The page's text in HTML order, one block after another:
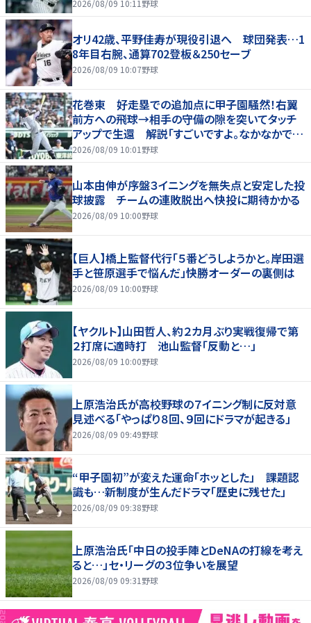
2026/08/09 10:11 野球
オリ42歳、平野佳寿が現役引退へ 球団発表…1
8年目右腕、通算702登板＆250セーブ
2026/08/09 10:07野球
花巻東 好走塁での追加点に甲子園騒然！右翼
前方への飛球→相手の守備の隙を突いてタッチ
アップで生還 解説「すごいですよ。なかなかでき
ないプレー」
2026/08/09 10:01 野球
山本由伸が序盤３イニングを無失点と安定した投
球披露 チームの連敗脱出へ快投に期待かかる
2026/08/09 10:00野球
【巨人】橋上監督代行「５番どうしようかと。岸田選
手と笹原選手で悩んだ」快勝オーダーの裏側は
2026/08/09 10:00野球
【ヤクルト】山田哲人、約２カ月ぶり実戦復帰で第
２打席に適時打 池山監督「反動と…」
2026/08/09 10:00野球
上原浩治氏が高校野球の７イニング制に反対意
見述べる「やっぱり８回、９回にドラマが起きる」
2026/08/09 09:49野球
“甲子園初”が変えた運命「ホッとした」 課題認
識も…新制度が生んだドラマ「歴史に残せた」
2026/08/09 09:38野球
上原浩治氏「中日の投手陣とDeNAの打線を考え
ると…」セ・リーグの３位争いを展望
2026/08/09 09:31 野球